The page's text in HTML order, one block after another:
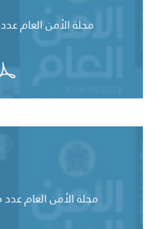
مجلة الأمن العام عدد 147 كانون الأول 2025
مجلة الأمن العام عدد 146 تشرين الثاني 2025